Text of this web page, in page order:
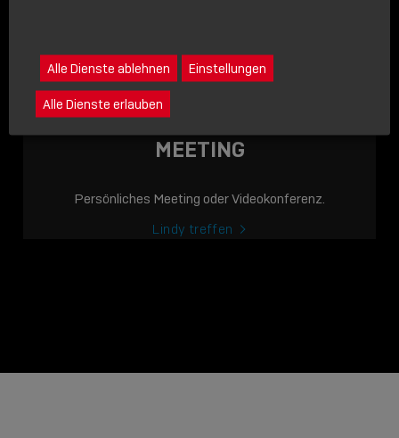
LINDY ACADEMY
JETZT ONLINE
VERFÜGBAR: DIE
LINDY ACADEMY –
WISSEN, DASMEETING
Persönliches Meeting oder Videokonferenz.
Lindy treffen
Alle Dienste ablehnen Einstellungen
Alle Dienste erlauben